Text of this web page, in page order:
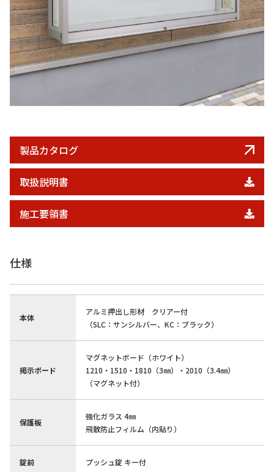
製品カタログ
取扱説明書
施工要領書
仕様
本体
アルミ押出し形材 クリアー付
（SLC：サンシルバー、KC：ブラック）
掲示ボード
マグネットボード（ホワイト）
1210・1510・1810（3㎜）・2010（3.4㎜）
（マグネット付）
保護板
強化ガラス 4㎜
飛散防止フィルム（内貼り）
錠前 プッシュ錠 キー付